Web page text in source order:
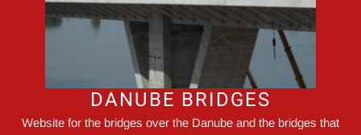
DANUBE BRIDGES
Website for the bridges over the Danube and the bridges that